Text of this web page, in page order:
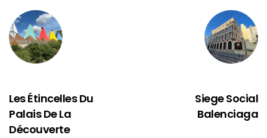
Les Étincelles Du
Palais De La
Découverte
Siege Social
Balenciaga